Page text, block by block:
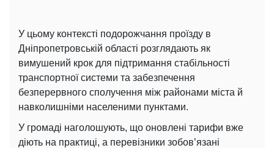
У цьому контексті подорожчання проїзду в
Дніпропетровській області розглядають як
вимушений крок для підтримання стабільності
транспортної системи та забезпечення
безперервного сполучення між районами міста й
навколишніми населеними пунктами.
У громаді наголошують, що оновлені тарифи вже
діють на практиці, а перевізники зобов’язані